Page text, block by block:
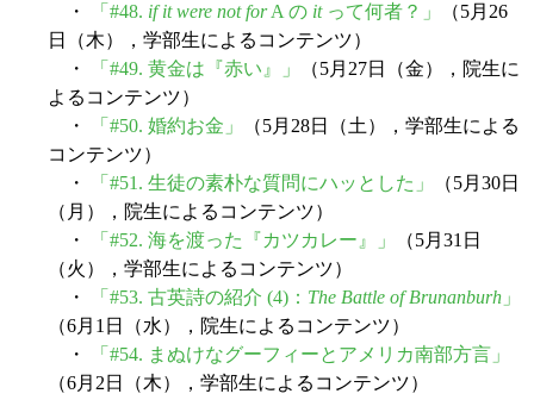
・
「#48. if it were not forA の itって何者？」
（5月26
日（木），学部生によるコンテンツ）
・
「#49. 黄金は『赤い』」
（5月27日（金），院生に
よるコンテンツ）
・
「#50. 婚約お金」
（5月28日（土），学部生による
コンテンツ）
・
「#51. 生徒の素朴な質問にハッとした」
（5月30日
（月），院生によるコンテンツ）
・
「#52. 海を渡った『カツカレー』」
（5月31日
（火），学部生によるコンテンツ）
・
「#53. 古英詩の紹介 (4)： The Battle of Brunanburh 」
（6月1日（水），院生によるコンテンツ）
・
「#54. まぬけなグーフィーとアメリカ南部方言」
（6月2日（木），学部生によるコンテンツ）